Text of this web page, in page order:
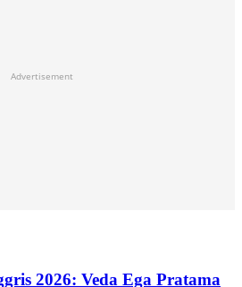
Advertisement
2026: Veda Ega Pratama